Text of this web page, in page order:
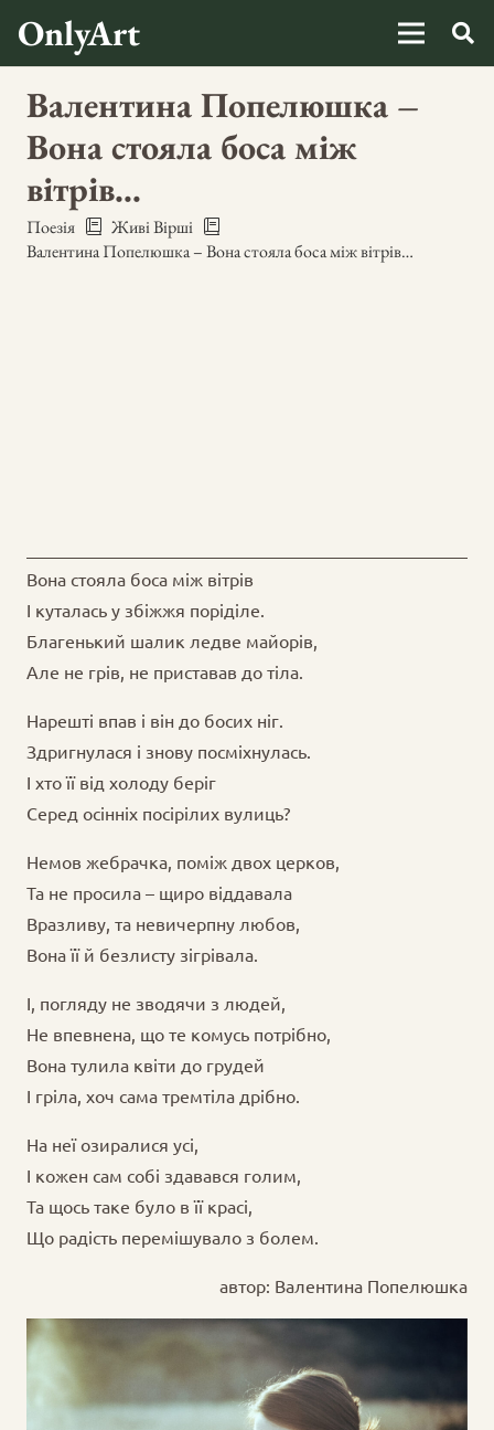
OnlyArt
Валентина Попелюшка –
Вона стояла боса між
вітрів…
Поезія
Живі Вірші
Валентина Попелюшка – Вона стояла боса між вітрів…
Вона стояла боса між вітрів
І куталась у збіжжя поріділе.
Благенький шалик ледве майорів,
Але не грів, не приставав до тіла.
Нарешті впав і він до босих ніг.
Здригнулася і знову посміхнулась.
І хто її від холоду беріг
Серед осінніх посірілих вулиць?
Немов жебрачка, поміж двох церков,
Та не просила – щиро віддавала
Вразливу, та невичерпну любов,
Вона її й безлисту зігрівала.
І, погляду не зводячи з людей,
Не впевнена, що те комусь потрібно,
Вона тулила квіти до грудей
І гріла, хоч сама тремтіла дрібно.
На неї озиралися усі,
І кожен сам собі здавався голим,
Та щось таке було в її красі,
Що радість перемішувало з болем.
автор: Валентина Попелюшка